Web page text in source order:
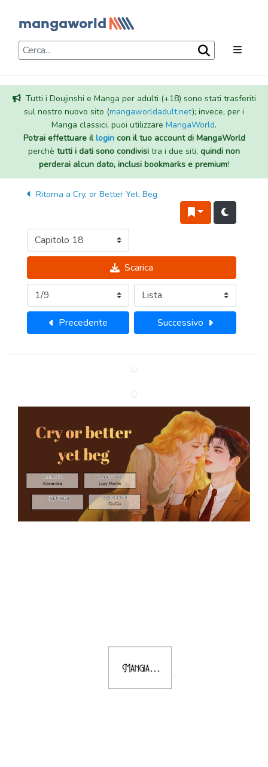
Tutti i Doujinshi e Manga per adulti (+18) sono stati trasferiti
sul nostro nuovo sito (mangaworldadult.net); invece, per i
Manga classici, puoi utilizzare MangaWorld.
Potrai effettuare illogincon il tuo account di MangaWorld
perchè tutti i dati sono condivisi tra i due siti, quindi non
perderai alcun dato, inclusi bookmarks e premium!
Ritorna a Cry, or Better Yet, Beg
Scarica
Precedente Successivo